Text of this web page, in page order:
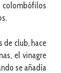
de club, hace
el vinagre
se añadía